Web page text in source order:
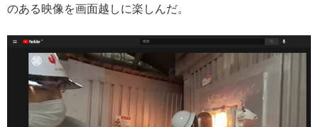
のある映像を画面越しに楽しんだ。